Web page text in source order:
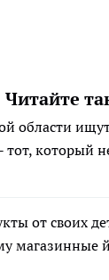
Читайте
области
который
от своих
магазинные